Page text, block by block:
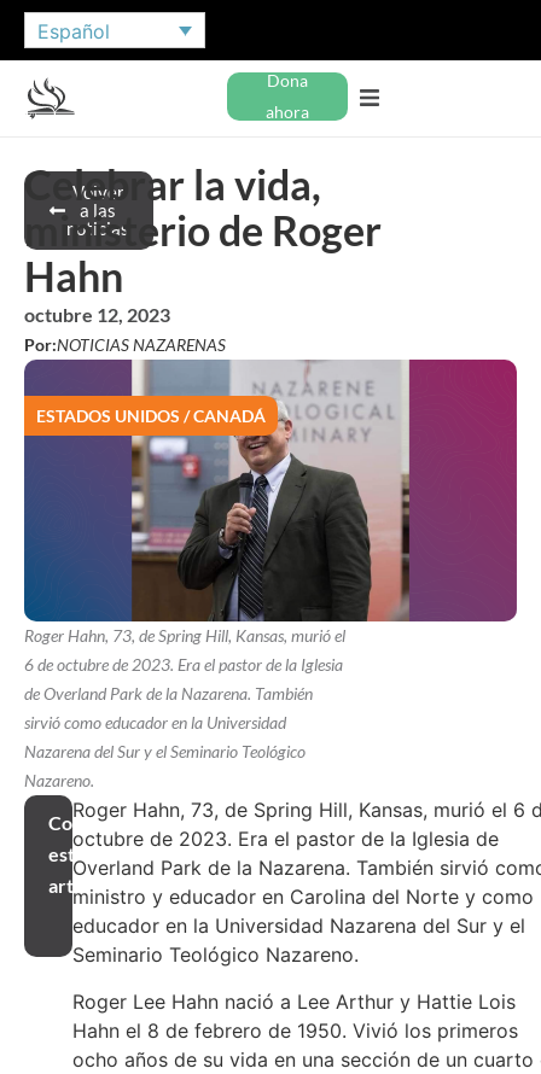
Español
Dona
ahora
Volver
a las
noticias
Celebrar la vida,
ministerio de Roger
Hahn
octubre 12, 2023
Por:NOTICIAS NAZARENAS
ESTADOS UNIDOS / CANADÁ
Roger Hahn, 73, de Spring Hill, Kansas, murió el
6 de octubre de 2023. Era el pastor de la Iglesia
de Overland Park de la Nazarena. También
sirvió como educador en la Universidad
Nazarena del Sur y el Seminario Teológico
Nazareno.
Compartir
este
artículo
Roger Hahn, 73, de Spring Hill, Kansas, murió el 6
octubre de 2023. Era el pastor de la Iglesia de
Overland Park de la Nazarena. También sirvió
ministro y educador en Carolina del Norte y como
educador en la Universidad Nazarena del Sur y el
Seminario Teológico Nazareno.
Roger Lee Hahn nació a Lee Arthur y Hattie Lois
Hahn el 8 de febrero de 1950. Vivió los primeros
ocho años de su vida en una sección de un cuarto